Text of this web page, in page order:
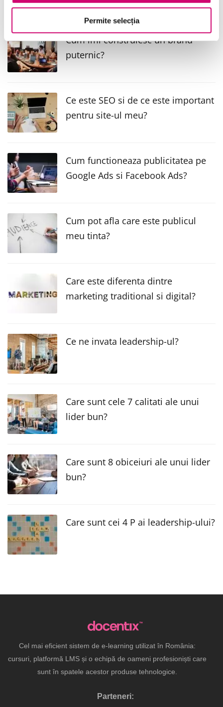
Permite selecția
Ultimele articole publicate
Cum imi construiesc un brand
puternic?
Ce este SEO si de ce este important
pentru site-ul meu?
Cum functioneaza publicitatea pe
Google Ads si Facebook Ads?
Cum pot afla care este publicul
meu tinta?
Care este diferenta dintre
marketing traditional si digital?
Ce ne invata leadership-ul?
Care sunt cele 7 calitati ale unui
lider bun?
Care sunt 8 obiceiuri ale unui lider
bun?
Care sunt cei 4 P ai leadership-ului?
Cel mai eficient sistem de e-learning utilizat în România:
cursuri, platformă LMS și o echipă de oameni profesioniști care
sunt în spatele acestor produse tehnologice.
Parteneri: